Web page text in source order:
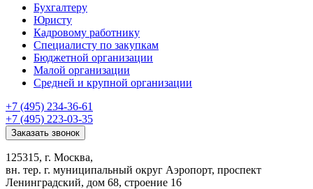
Бухгалтеру
Юристу
Кадровому работнику
Специалисту по закупкам
Бюджетной организации
Малой организации
Средней и крупной организации
+7 (495) 234-36-61
+7 (495) 223-03-35
Заказать звонок
125315, г. Москва,
вн. тер. г. муниципальный округ Аэропорт, проспект
Ленинградский, дом 68, строение 16